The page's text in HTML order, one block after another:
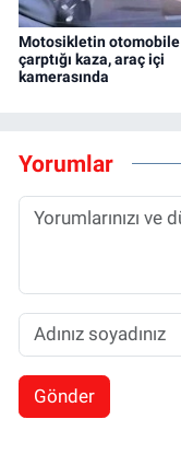
Motosikletin otomobile
çarptığı kaza, araç içi
kamerasında
Yorumlar
Gönder